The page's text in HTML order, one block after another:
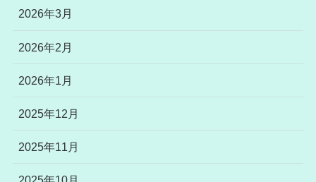
2026年3月
2026年2月
2026年1月
2025年12月
2025年11月